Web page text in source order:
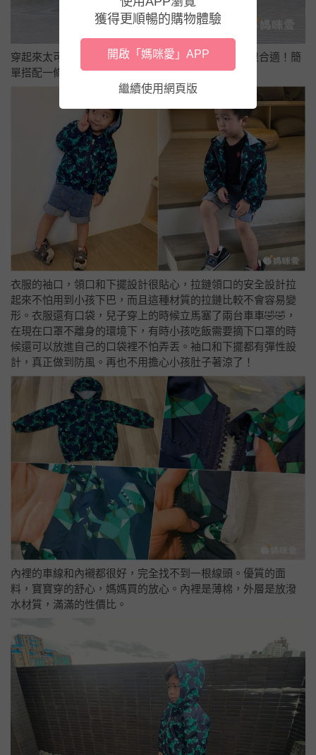
穿起來太可愛啦！ 97cm、16.5kg的肉肉寶穿110cm
很合適！簡
單搭配一條素色褲子和t shirt就可以非常好看！
衣服的袖口，領口和下擺設計很貼心，拉鏈領口的安全設計拉
起來不怕用到小孩下巴，而且這種材質的拉鏈比較不會容易變
形。衣服還有口袋，兒子穿上的時候立馬塞了兩台車車🤣🤣，
在現在口罩不離身的環境下，有時小孩吃飯需要摘下口罩的時
候還可以放進自己的口袋裡不怕弄丟。袖口和下擺都有彈性設
計，真正做到防風。再也不用擔心小孩肚子著涼了！
內裡的車線和內襯都很好，完全找不到一根線頭。優質的面
料，寶寶穿的舒心，媽媽買的放心。內裡是薄棉，外層是放潑
水材質，滿滿的性價比。
獲得更順暢的購物體驗
開啟「媽咪愛」APP
繼續使用網頁版